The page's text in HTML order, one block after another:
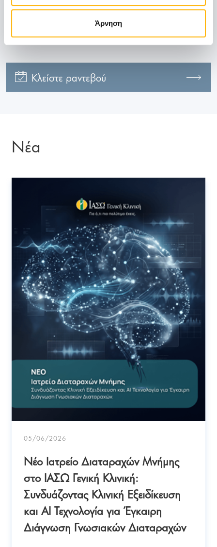
Άρνηση
Κλείστε ραντεβού
Νέα
05/06/2026
Νέο Ιατρείο Διαταραχών Μνήμης
στο ΙΑΣΩ Γενική Κλινική:
Συνδυάζοντας Κλινική Εξειδίκευση
και AI Τεχνολογία για Έγκαιρη
Διάγνωση Γνωσιακών Διαταραχών